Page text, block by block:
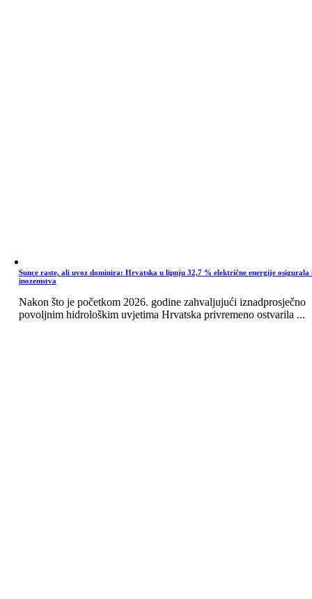
Sunce raste, ali uvoz dominira: Hrvatska u lipnju 32,7 % električne energije osigurala
inozemstva
Nakon što je početkom 2026. godine zahvaljujući iznadprosječno
povoljnim hidrološkim uvjetima Hrvatska privremeno ostvarila ...